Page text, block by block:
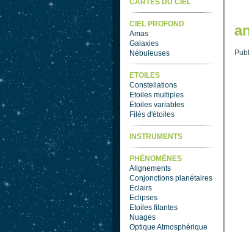
CARTES DU CIEL
CIEL PROFOND
Amas
Galaxies
Nébuleuses
ETOILES
Constellations
Etoiles multiples
Etoiles variables
Filés d'étoiles
INSTRUMENTS
PHÉNOMÈNES
Alignements
Conjonctions planétaires
Eclairs
Eclipses
Etoiles filantes
Nuages
Optique Atmosphérique